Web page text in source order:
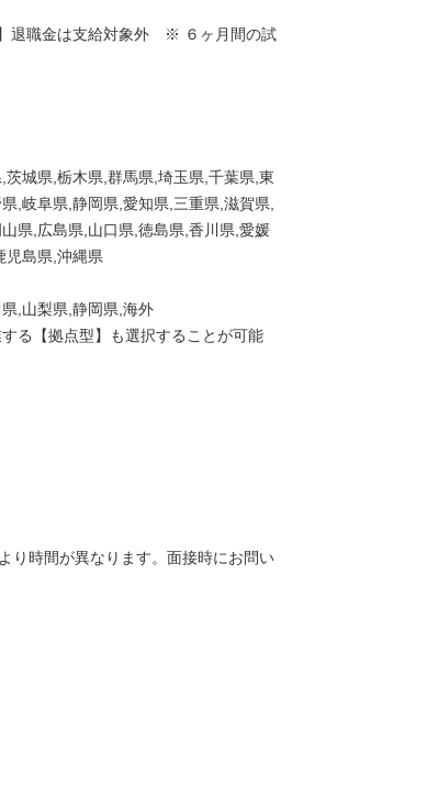
退職金は支給対象外 ※ ６ヶ月間の試
城県,栃木県,群馬県,埼玉県,千葉県,東
,岐阜県,静岡県,愛知県,三重県,滋賀県,
県,広島県,山口県,徳島県,香川県,愛媛
児島県,沖縄県
,山梨県,静岡県,海外
る【拠点型】も選択することが可能
り時間が異なります。面接時にお問い